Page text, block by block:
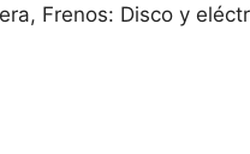
Frenos: Disco y